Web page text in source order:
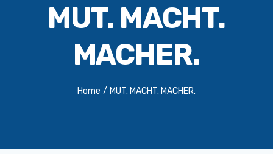
MUT. MACHT.
MACHER.
Home / MUT. MACHT. MACHER.